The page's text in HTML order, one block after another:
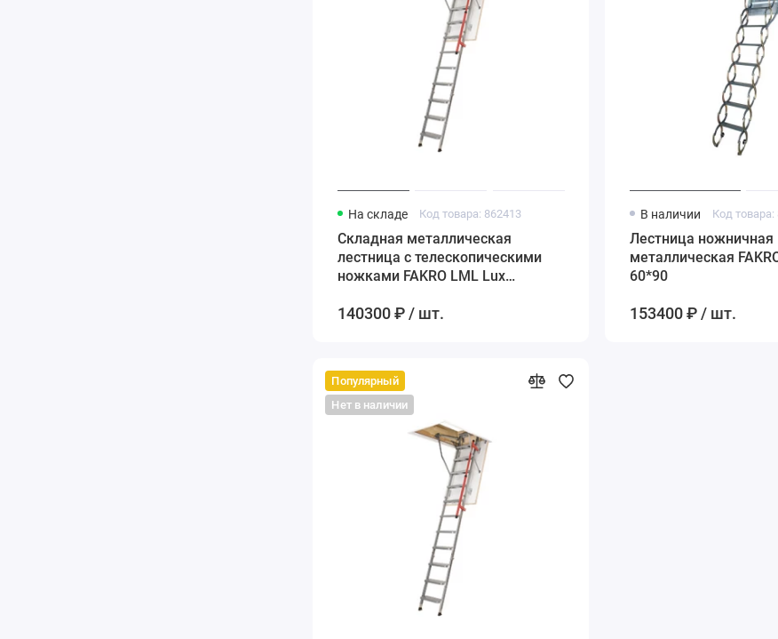
На складе Код товара: 862413
Складная металлическая
лестница с телескопическими
ножками FAKRO LML Lux
140300 ₽ / шт.
В наличии Код товара:
Лестница ножничная
металлическая
60*90
153400 ₽ / шт.
Популярный
Нет в наличии